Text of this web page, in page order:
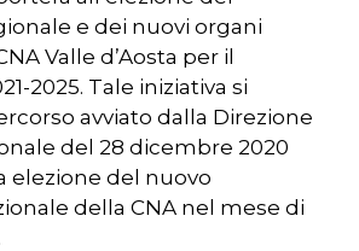
e dei nuovi organi
Valle d’Aosta per il
2025. Tale iniziativa si
avviato dalla Direzione
del 28 dicembre 2020
elezione del nuovo
della CNA nel mese di